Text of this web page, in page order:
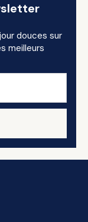
douces sur
meilleurs